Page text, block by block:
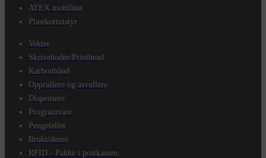
ATEX mobilitet
Plastkortutstyr
Vekter
Skrivehoder/Printhead
Karbonbånd
Opprullere og avrullere
Dispensere
Programvare
Pengeteller
Brukt/demo
RFID - Pakke i postkassen